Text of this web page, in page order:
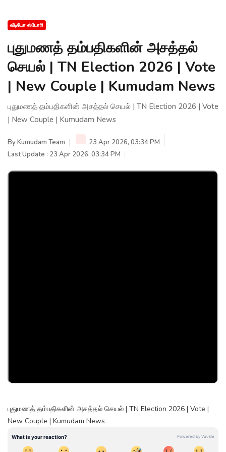
வீடியோ ஸ்டோரி
புதுமணத் தம்பதிகளின் அசத்தல்
செயல் | TN Election 2026 | Vote
| New Couple | Kumudam News
புதுமணத் தம்பதிகளின் அசத்தல் செயல் | TN Election 2026 | Vote
| New Couple | Kumudam News
ByKumudam Team
23 Apr 2026, 03:34 PM
Last Update : 23 Apr 2026, 03:34 PM
புதுமணத் தம்பதிகளின் அசத்தல் செயல் | TN Election 2026 | Vote |
New Couple | Kumudam News